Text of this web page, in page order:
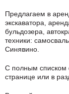
Предлагаем в
экскаватора,
бульдозера,
техники:
Синявино.
C полным списком
странице или в